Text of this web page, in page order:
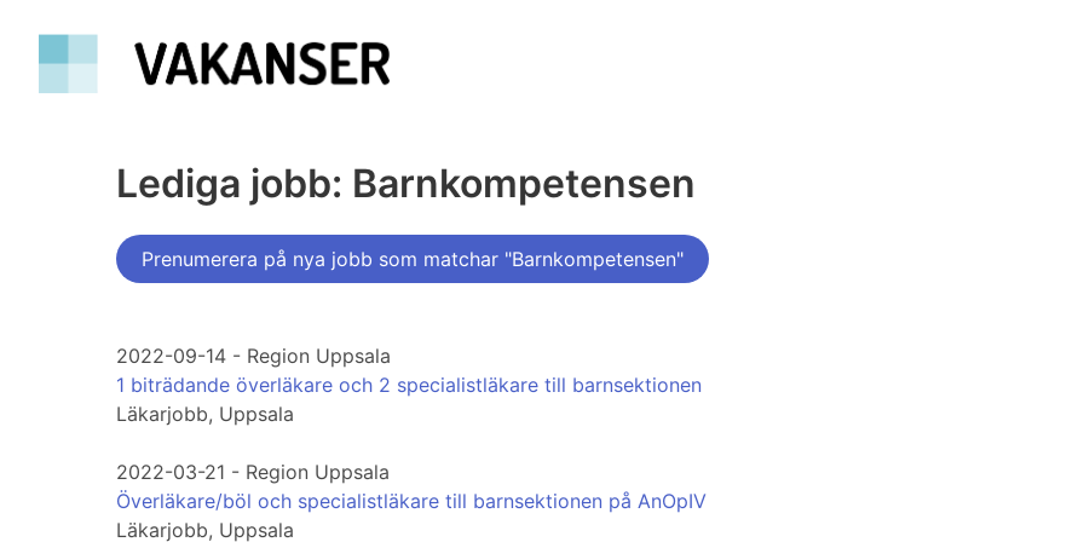
Lediga jobb: Barnkompetensen
Prenumerera på nya jobb som matchar "Barnkompetensen"
2022-09-14 - Region Uppsala
1 biträdande överläkare och 2 specialistläkare till barnsektionen
Läkarjobb, Uppsala
2022-03-21 - Region Uppsala
Överläkare/böl och specialistläkare till barnsektionen på AnOpIV
Läkarjobb, Uppsala